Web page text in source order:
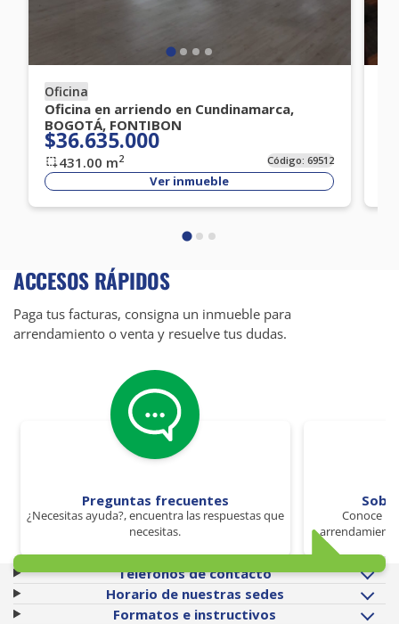
Oficina
Oficina en arriendo en Cundinamarca,
BOGOTÁ, FONTIBON
$36.635.000
431.00 m2 Código:69512
Ver inmueble
ACCESOS RÁPIDOS
Paga tus facturas, consigna un inmueble para
arrendamiento o venta y resuelve tus dudas.
Preguntas frecuentes
¿Necesitas ayuda?, encuentra las respuestas que
necesitas.
Conoce
Teléfonos de contacto
Horario de nuestras sedes
Formatos e instructivos